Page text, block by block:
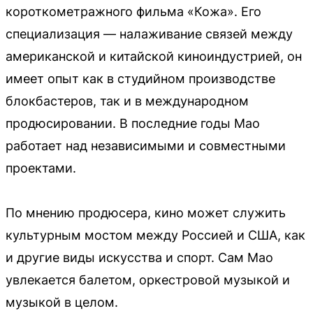
короткометражного фильма «Кожа». Его
специализация — налаживание связей между
американской и китайской киноиндустрией, он
имеет опыт как в студийном производстве
блокбастеров, так и в международном
продюсировании. В последние годы Мао
работает над независимыми и совместными
проектами.
По мнению продюсера, кино может служить
культурным мостом между Россией и США, как
и другие виды искусства и спорт. Сам Мао
увлекается балетом, оркестровой музыкой и
музыкой в целом.